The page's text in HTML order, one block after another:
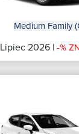
Medium Family
Lipiec 2026 | -%